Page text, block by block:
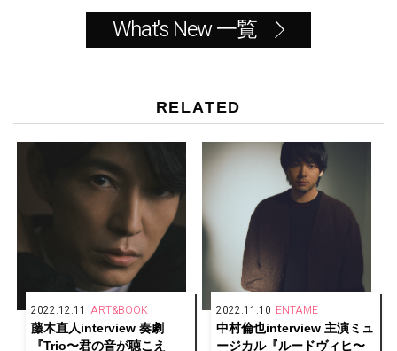
What's New 一覧
RELATED
2022.12.11 ART&BOOK
藤木直人interview 奏劇
『Trio〜君の音が聴こえ
2022.11.10 ENTAME
中村倫也interview 主演ミュ
ージカル『ルードヴィヒ〜